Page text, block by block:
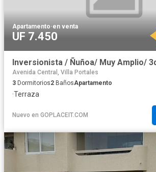
Apartamento·en venta
UF 7.450
Avenida Central, Villa Portales
3 Dormitorios2 BañosApartamento
·Terraza
Nuevo en GOPLACEIT.COM